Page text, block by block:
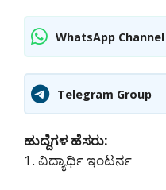
WhatsApp Channel
Telegram Group
ಹುದ್ದೆಗಳ ಹೆಸರು:
1. ವಿದ್ಯಾರ್ಥಿ ಇಂಟರ್ನ